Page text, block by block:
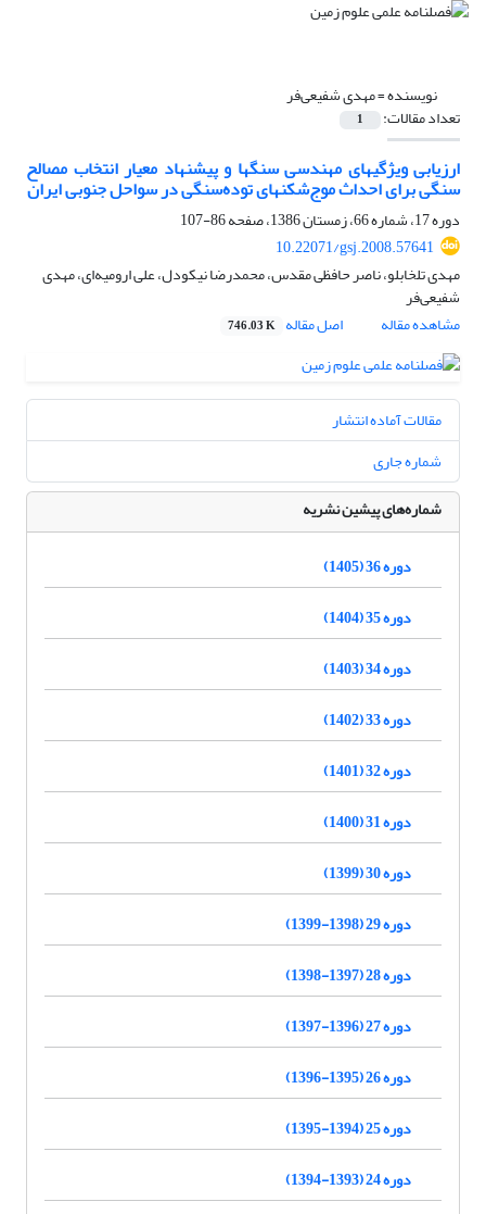
نویسنده =مهدی شفیعی‌فر
تعداد مقالات: 1
ارزیابی ویژگیهای مهندسی سنگها و پیشنهاد معیار انتخاب مصالح
سنگی برای احداث موج‌شکنهای توده‌سنگی در سواحل جنوبی ایران
دوره 17، شماره 66، زمستان 1386، صفحه
86-107
10.22071/gsj.2008.57641
مهدی تلخابلو، ناصر حافظی مقدس، محمدرضا نیکودل، علی ارومیه‌ای، مهدی
شفیعی‌فر
مشاهده مقاله
اصل مقاله 746.03 K
مقالات آماده انتشار
شماره جاری
شماره‌های پیشین نشریه
دوره 36 (1405)
دوره 35 (1404)
دوره 34 (1403)
دوره 33 (1402)
دوره 32 (1401)
دوره 31 (1400)
دوره 30 (1399)
دوره 29 (1398-1399)
دوره 28 (1397-1398)
دوره 27 (1396-1397)
دوره 26 (1395-1396)
دوره 25 (1394-1395)
دوره 24 (1393-1394)